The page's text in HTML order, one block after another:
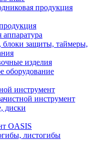
продукция
блоки защиты, таймеры,
изделия
оборудование
инструмент
инструмент
диски
OASIS
листогибы